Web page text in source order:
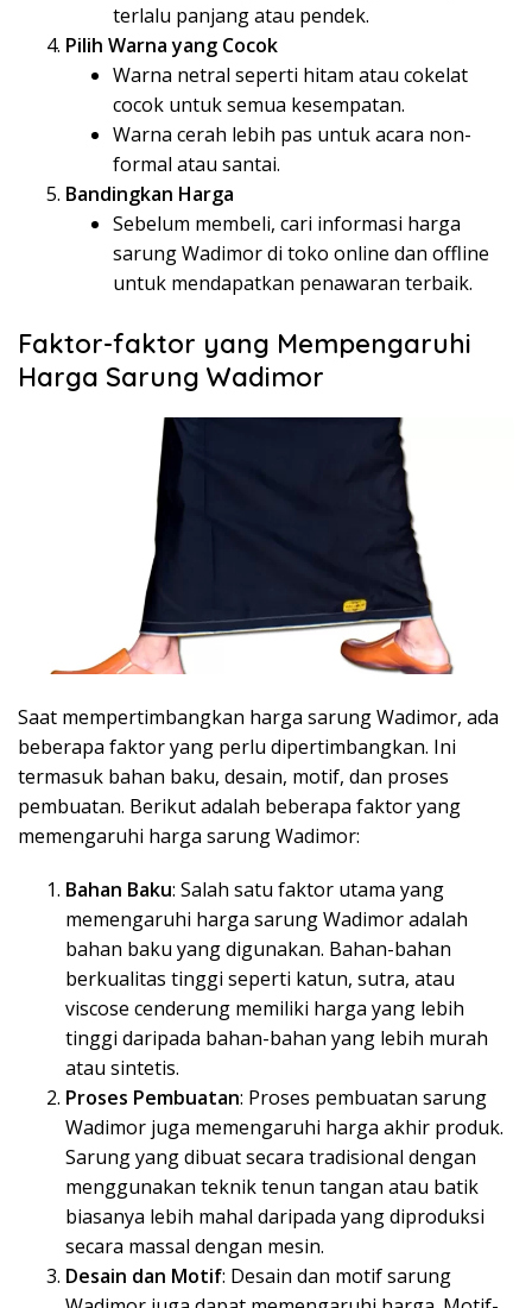
terlalu panjang atau pendek.
Pilih Warna yang Cocok
Warna netral seperti hitam atau cokelat
cocok untuk semua kesempatan.
Warna cerah lebih pas untuk acara non-
formal atau santai.
Bandingkan Harga
Sebelum membeli, cari informasi harga
sarung Wadimor di toko online dan offline
untuk mendapatkan penawaran terbaik.
Faktor-faktor yang Mempengaruhi
Harga Sarung Wadimor
Saat mempertimbangkan harga sarung Wadimor, ada
beberapa faktor yang perlu dipertimbangkan. Ini
termasuk bahan baku, desain, motif, dan proses
pembuatan. Berikut adalah beberapa faktor yang
memengaruhi harga sarung Wadimor:
Bahan Baku: Salah satu faktor utama yang
memengaruhi harga sarung Wadimor adalah
bahan baku yang digunakan. Bahan-bahan
berkualitas tinggi seperti katun, sutra, atau
viscose cenderung memiliki harga yang lebih
tinggi daripada bahan-bahan yang lebih murah
atau sintetis.
Proses Pembuatan: Proses pembuatan sarung
Wadimor juga memengaruhi harga akhir produk.
Sarung yang dibuat secara tradisional dengan
menggunakan teknik tenun tangan atau batik
biasanya lebih mahal daripada yang diproduksi
secara massal dengan mesin.
Desain dan Motif: Desain dan motif sarung